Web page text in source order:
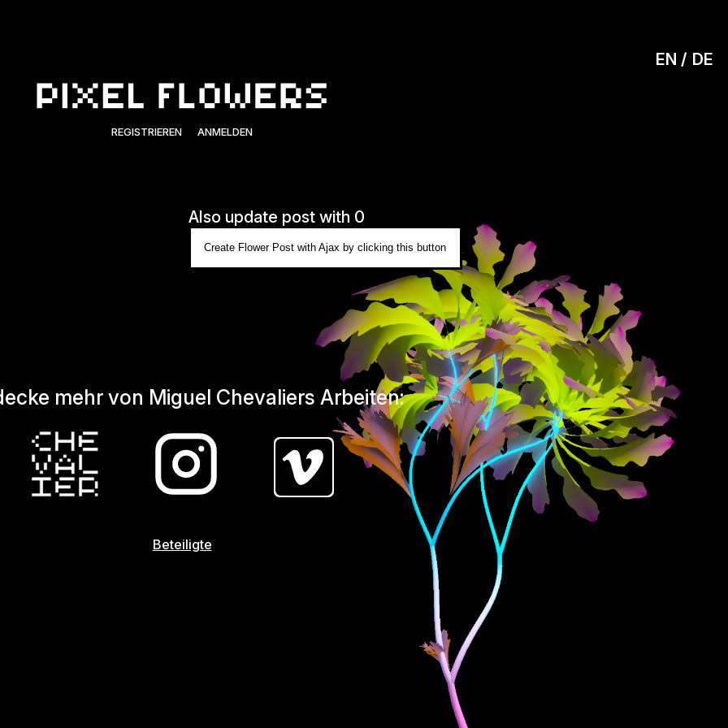
REGISTRIEREN ANMELDEN
EN DE
Also update post with 0
Create Flower Post with Ajax by clicking this button
mehr von Miguel Chevaliers Arbeiten:
Beteiligte